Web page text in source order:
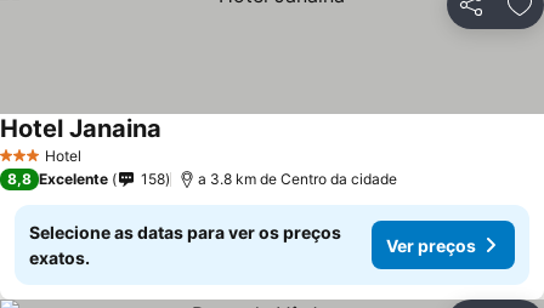
Partilhar
3 EstrelasHotel
Hotel Janaina
8,8 Excelente 158 a 3.8 km de Centro da cidade
Selecione as datas para ver os preços
exatos.
Ver preços